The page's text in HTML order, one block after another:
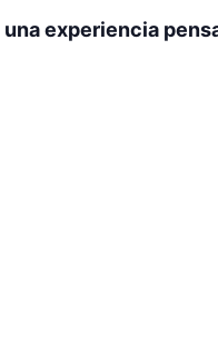
una experiencia